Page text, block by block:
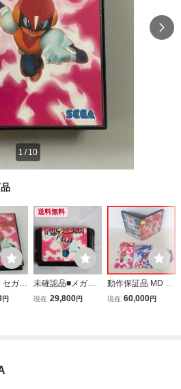
1/ 10
セガ
ゲー
円
送料無料
未確認品■メガド
ライブ パルスマ
現在 29,800円
動作保証品 MD メ
ガドライブ PULS
現在 60,000円